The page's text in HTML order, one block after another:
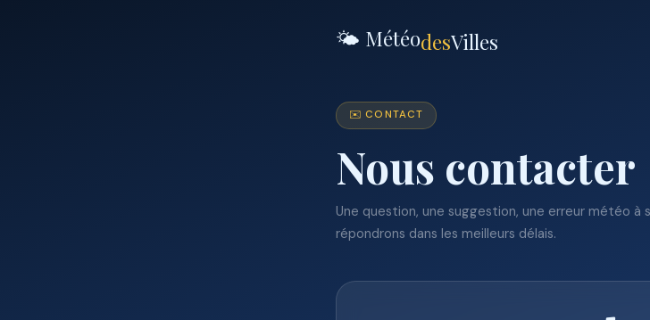
🌤️ MétéodesVilles
✉️ CONTACT
Nous contacter
Une question, une suggestion, une erreur météo à
répondrons dans les meilleurs délais.